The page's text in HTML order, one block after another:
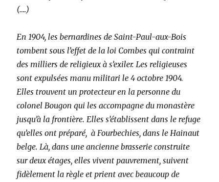
(….)
En 1904, les bernardines de Saint-Paul-aux-Bois
tombent sous l’effet de la loi Combes qui contraint
des milliers de religieux à s’exiler. Les religieuses
sont expulsées manu militari le 4 octobre 1904.
Elles trouvent un protecteur en la personne du
colonel Bougon qui les accompagne du monastère
jusqu’à la frontière. Elles s’établissent dans le refuge
qu’elles ont préparé, à Fourbechies, dans le Hainaut
belge. Là, dans une ancienne brasserie construite
sur deux étages, elles vivent pauvrement, suivent
fidèlement la règle et prient avec beaucoup de